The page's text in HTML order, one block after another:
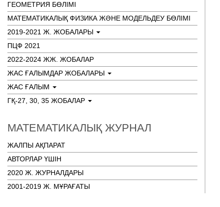
ГЕОМЕТРИЯ БӨЛІМІ
МАТЕМАТИКАЛЫҚ ФИЗИКА ЖӘНЕ МОДЕЛЬДЕУ БӨЛІМІ
2019-2021 Ж. ЖОБАЛАРЫ
ПЦФ 2021
2022-2024 ЖЖ. ЖОБАЛАР
ЖАС ҒАЛЫМДАР ЖОБАЛАРЫ
ЖАС ҒАЛЫМ
ГҚ-27, 30, 35 ЖОБАЛАР
МАТЕМАТИКАЛЫҚ ЖУРНАЛ
ЖАЛПЫ АҚПАРАТ
АВТОРЛАР ҮШІН
2020 Ж. ЖУРНАЛДАРЫ
2001-2019 Ж. МҰРАҒАТЫ